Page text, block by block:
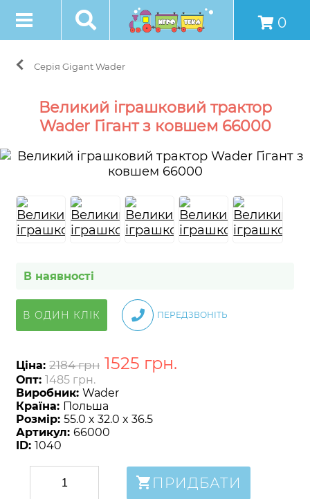
0
Серія Gigant Wader
Великий іграшковий трактор
Wader Гігант з ковшем 66000
В наявності
В ОДИН КЛІК ПЕРЕДЗВОНІТЬ
Ціна: 2184 грн 1525 грн.
Опт: 1485 грн.
Виробник: Wader
Країна: Польша
Розмір: 55.0 x 32.0 x 36.5
Артикул: 66000
ID: 1040
ПРИДБАТИ